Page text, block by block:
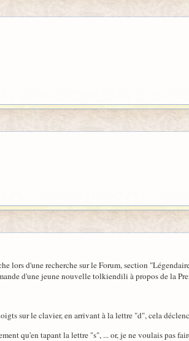
lors d'une recherche sur le Forum, section
d'une jeune nouvelle tolkiendili à propos de la
sur le clavier, en arrivant à la lettre "d", cela
qu'en tapant la lettre "s", ... or, je ne voulais pas